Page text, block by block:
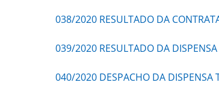
038/2020 RESULTADO DA
039/2020 RESULTADO DA
040/2020 DESPACHO DA DISPENSA